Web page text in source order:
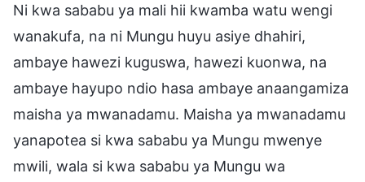
Ni kwa sababu ya mali hii kwamba watu wengi
wanakufa, na ni Mungu huyu asiye dhahiri,
ambaye hawezi kuguswa, hawezi kuonwa, na
ambaye hayupo ndio hasa ambaye anaangamiza
maisha ya mwanadamu. Maisha ya mwanadamu
yanapotea si kwa sababu ya Mungu mwenye
mwili, wala si kwa sababu ya Mungu wa